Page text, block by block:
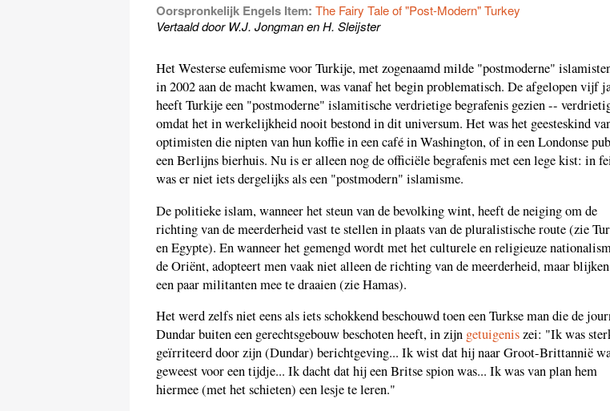
Oorspronkelijk Engels Item: The Fairy Tale of "Post-Modern" Turkey
Vertaald door W.J. Jongman en H. Sleijster
Het Westerse eufemisme voor Turkije, met zogenaamd milde "postmoderne"
in 2002 aan de macht kwamen, was vanaf het begin problematisch. De afgelopen vijf
heeft Turkije een "postmoderne" islamitische verdrietige begrafenis gezien --
omdat het in werkelijkheid nooit bestond in dit universum. Het was het geesteskind
optimisten die nipten van hun koffie in een café in Washington, of in een Londonse
een Berlijns bierhuis. Nu is er alleen nog de officiële begrafenis met een lege kist: in
was er niet iets dergelijks als een "postmodern" islamisme.
De politieke islam, wanneer het steun van de bevolking wint, heeft de neiging om de
richting van de meerderheid vast te stellen in plaats van de pluralistische route (zie
en Egypte). En wanneer het gemengd wordt met het culturele en religieuze
de Oriënt, adopteert men vaak niet alleen de richting van de meerderheid, maar
een paar militanten mee te draaien (zie Hamas).
Het werd zelfs niet eens als iets schokkend beschouwd toen een Turkse man die de
Dundar buiten een gerechtsgebouw beschoten heeft, in zijn getuigeniszei: "Ik was
geïrriteerd door zijn (Dundar) berichtgeving... Ik wist dat hij naar Groot-Brittannië
geweest voor een tijdje... Ik dacht dat hij een Britse spion was... Ik was van plan hem
hiermee (met het schieten) een lesje te leren."